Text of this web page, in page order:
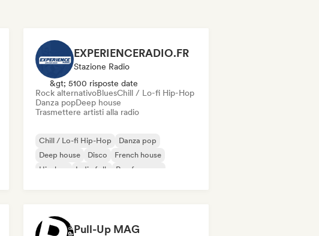
EXPERIENCERADIO.FR
Stazione Radio
&gt; 5100 risposte date
Rock alternativoBluesChill / Lo-fi Hip-Hop
Danza popDeep house
Trasmettere artisti alla radio
Chill / Lo-fi Hip-Hop
Danza pop
Deep house
Disco
French house
Hip-hop
Indie folk Rap francese
Pull-Up MAG